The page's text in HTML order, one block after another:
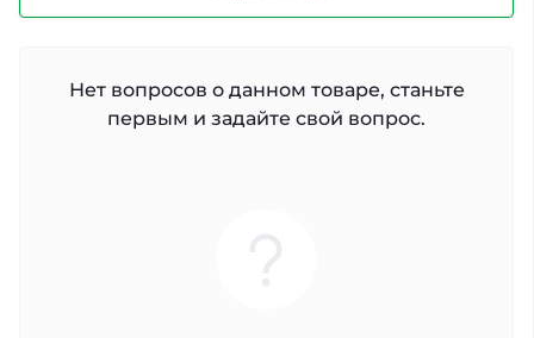
Нет вопросов о данном товаре, станьте
первым и задайте свой вопрос.